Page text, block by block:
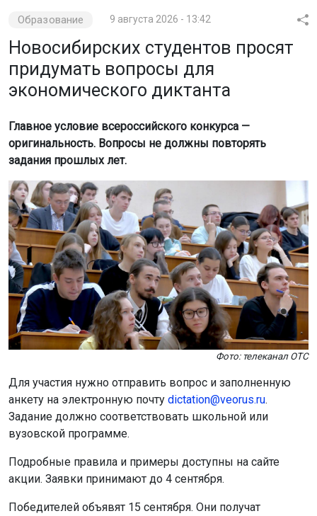
Образование 9 августа 2026 - 13:42
Новосибирских студентов просят
придумать вопросы для
экономического диктанта
Главное условие всероссийского конкурса —
оригинальность. Вопросы не должны повторять
задания прошлых лет.
Фото: телеканал ОТС
Для участия нужно отправить вопрос и заполненную
анкету на электронную почту dictation@veorus.ru.
Задание должно соответствовать школьной или
вузовской программе.
Подробные правила и примеры доступны на сайте
акции. Заявки принимают до 4 сентября.
Победителей объявят 15 сентября. Они получат